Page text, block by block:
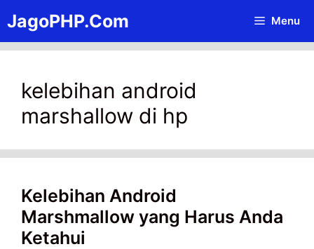
to
content
JagoPHP.Com Menu
kelebihan android
marshallow di hp
Kelebihan Android
Marshmallow yang Harus Anda
Ketahui